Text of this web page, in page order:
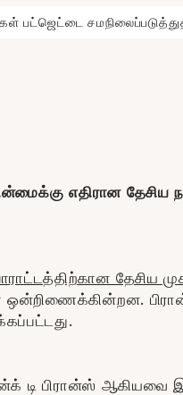
பட்ஜெட்டை
எதிரான
தேசிய
டி பிரான்ஸ்